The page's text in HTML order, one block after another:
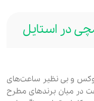
در استایل
و بی نظیر ساعت‌های
در میان برندهای مطرح